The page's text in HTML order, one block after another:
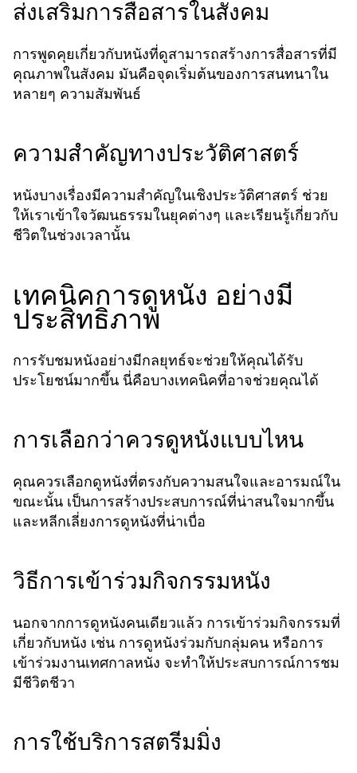
ส่งเสริมการสื่อสารในสังคม
การพูดคุยเกี่ยวกับหนังที่ดูสามารถสร้างการสื่อสารที่มี
คุณภาพในสังคม มันคือจุดเริ่มต้นของการสนทนาใน
หลายๆ ความสัมพันธ์
ความสำคัญทางประวัติศาสตร์
หนังบางเรื่องมีความสำคัญในเชิงประวัติศาสตร์ ช่วย
ให้เราเข้าใจวัฒนธรรมในยุคต่างๆ และเรียนรู้เกี่ยวกับ
ชีวิตในช่วงเวลานั้น
เทคนิคการดูหนัง อย่างมี
ประสิทธิภาพ
การรับชมหนังอย่างมีกลยุทธ์จะช่วยให้คุณได้รับ
ประโยชน์มากขึ้น นี่คือบางเทคนิคที่อาจช่วยคุณได้
การเลือกว่าควรดูหนังแบบไหน
คุณควรเลือกดูหนังที่ตรงกับความสนใจและอารมณ์ใน
ขณะนั้น เป็นการสร้างประสบการณ์ที่น่าสนใจมากขึ้น
และหลีกเลี่ยงการดูหนังที่น่าเบื่อ
วิธีการเข้าร่วมกิจกรรมหนัง
นอกจากการดูหนังคนเดียวแล้ว การเข้าร่วมกิจกรรมที่
เกี่ยวกับหนัง เช่น การดูหนังร่วมกับกลุ่มคน หรือการ
เข้าร่วมงานเทศกาลหนัง จะทำให้ประสบการณ์การชม
มีชีวิตชีวา
การใช้บริการสตรีมมิ่ง